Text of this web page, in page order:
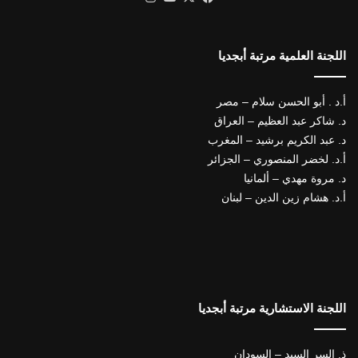
اللجنة العلمية مرتبة أبجديا
أ.د . أبو الحسن سلام – مصر
د. شاكر عبد العظيم – العراق
د. عبد الكريم برشيد – المغرب
أ.د. لخضر المنصوري – الجزائر
د. مروة مهدي – ألمانيا
أ.د. هشام زين الدين – لبنان
اللجنة الاستشارية مرتبة أبجديا
ذ. السر السيد – السودان